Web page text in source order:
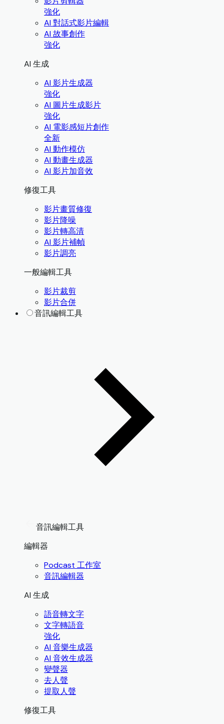
強化
AI 對話式影片編輯
AI 故事創作
強化
AI 生成
AI 影片生成器
強化
AI 圖片生成影片
強化
AI 電影感短片創作
全新
AI 動作模仿
AI 動畫生成器
AI 影片加音效
修復工具
影片畫質修復
影片降噪
影片轉高清
AI 影片補幀
影片調亮
一般編輯工具
影片裁剪
影片合併
音訊編輯工具
音訊編輯工具
編輯器
Podcast 工作室
音訊編輯器
AI 生成
語音轉文字
文字轉語音
強化
AI 音樂生成器
AI 音效生成器
變聲器
去人聲
提取人聲
修復工具